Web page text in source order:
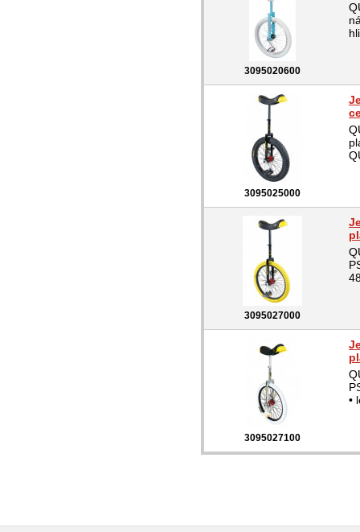
3095020600
3095025000
3095027000
3095027100
•